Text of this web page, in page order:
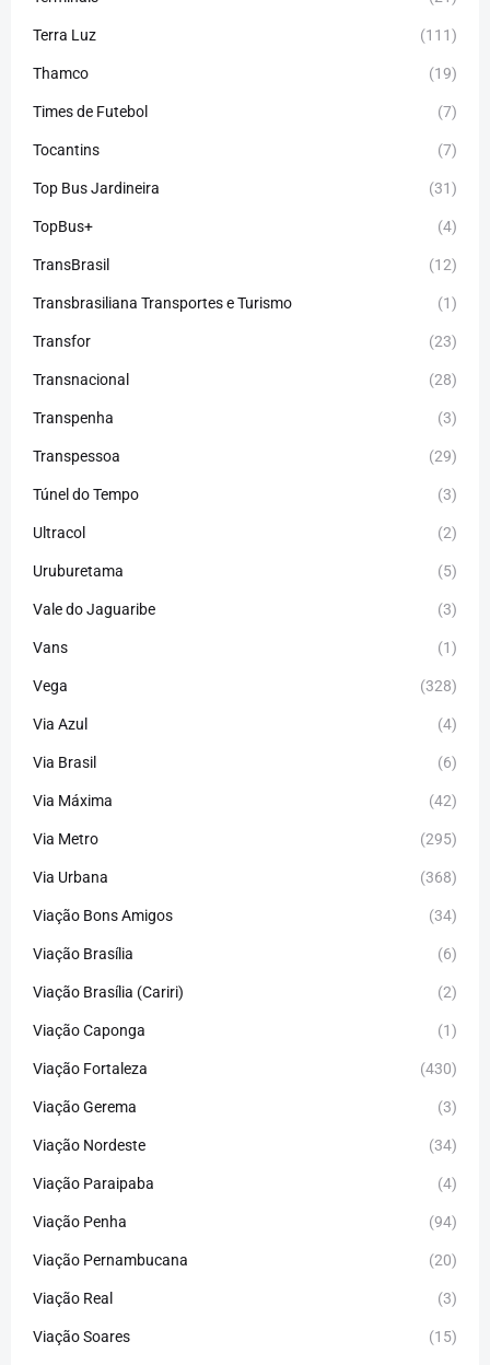
Terra Luz (111)
Thamco (19)
Times de Futebol (7)
Tocantins (7)
Top Bus Jardineira (31)
TopBus+ (4)
TransBrasil (12)
Transbrasiliana Transportes e Turismo (1)
Transfor (23)
Transnacional (28)
Transpenha (3)
Transpessoa (29)
Túnel do Tempo (3)
Ultracol (2)
Uruburetama (5)
Vale do Jaguaribe (3)
Vans (1)
Vega (328)
Via Azul (4)
Via Brasil (6)
Via Máxima (42)
Via Metro (295)
Via Urbana (368)
Viação Bons Amigos (34)
Viação Brasília (6)
Viação Brasília (Cariri) (2)
Viação Caponga (1)
Viação Fortaleza (430)
Viação Gerema (3)
Viação Nordeste (34)
Viação Paraipaba (4)
Viação Penha (94)
Viação Pernambucana (20)
Viação Real (3)
Viação Soares (15)